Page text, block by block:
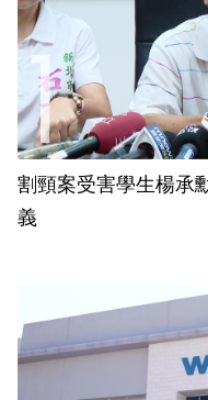
割頸案受害學生楊承
義